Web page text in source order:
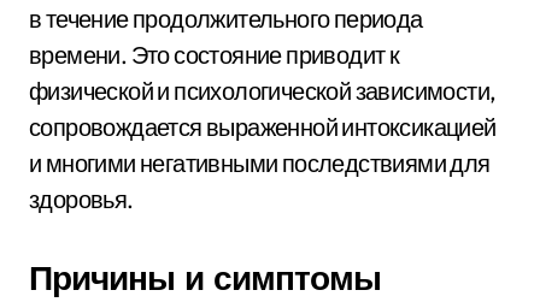
в течение продолжительного периода
времени. Это состояние приводит к
физической и психологической зависимости,
сопровождается выраженной интоксикацией
и многими негативными последствиями для
здоровья.
Причины и симптомы